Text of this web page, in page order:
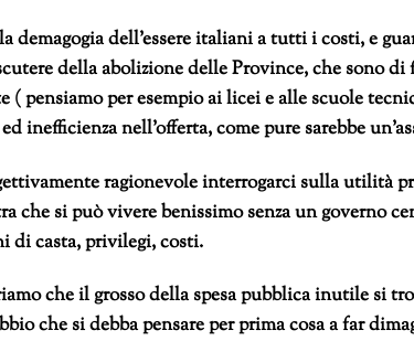
demagogia dell’essere italiani a tutti i costi, e
della abolizione delle Province, che sono
( pensiamo per esempio ai licei e alle scuole
inefficienza nell’offerta, come pure sarebbe
ragionevole interrogarci sulla utilità
che si può vivere benissimo senza un governo
di casta, privilegi, costi.
che il grosso della spesa pubblica inutile si
che si debba pensare per prima cosa a far